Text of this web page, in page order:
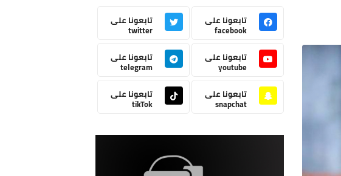
تابعونا على
facebook
تابعونا على
twitter
تابعونا على
youtube
تابعونا على
telegram
تابعونا على
snapchat
تابعونا على
tikTok